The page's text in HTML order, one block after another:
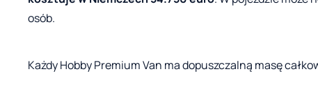
osób.
Każdy Hobby Premium Van ma dopuszczalną masę